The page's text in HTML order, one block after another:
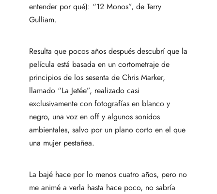
entender por qué): “12 Monos”, de Terry
Gulliam.
Resulta que pocos años después descubrí que la
película está basada en un cortometraje de
principios de los sesenta de Chris Marker,
llamado “La Jetée”, realizado casi
exclusivamente con fotografías en blanco y
negro, una voz en off y algunos sonidos
ambientales, salvo por un plano corto en el que
una mujer pestañea.
La bajé hace por lo menos cuatro años, pero no
me animé a verla hasta hace poco, no sabría